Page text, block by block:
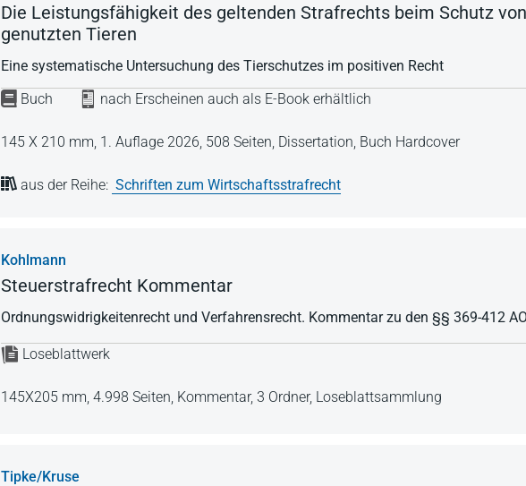
Die Leistungsfähigkeit des geltenden Strafrechts beim Schutz
genutzten Tieren
Eine systematische Untersuchung des Tierschutzes im positiven Recht
Buch
nach Erscheinen auch als E-Book erhältlich
145 X 210 mm, 1. Auflage 2026, 508 Seiten, Dissertation, Buch Hardcover
aus der Reihe: Schriften zum Wirtschaftsstrafrecht
Kohlmann
Steuerstrafrecht Kommentar
Ordnungswidrigkeitenrecht und Verfahrensrecht. Kommentar zu den §§ 369-412 AO
Loseblattwerk
145X205 mm, 4.998 Seiten, Kommentar, 3 Ordner, Loseblattsammlung
Tipke/Kruse